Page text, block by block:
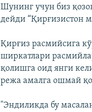
Шунинг учун биз
дейди “Қирғизистон
Қирғиз расмийсига
ширкатлари
қолишга оид янги
режа амалга ошмай
"Эндиликда бу